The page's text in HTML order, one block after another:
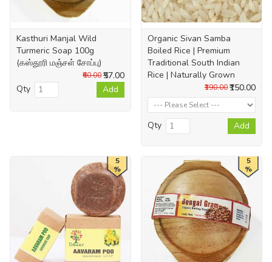
Kasthuri Manjal Wild
Turmeric Soap 100g
(கஸ்தூரி மஞ்சள் சோப்பு)
₹57.00
₹60.00
Qty Add
Organic Sivan Samba
Boiled Rice | Premium
Traditional South Indian
Rice | Naturally Grown
₹150.00
₹190.00
Qty Add
5
%
5
%